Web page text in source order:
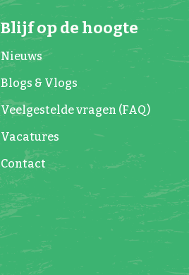
Blijf op de hoogte
Nieuws
Blogs & Vlogs
Veelgestelde vragen (FAQ)
Vacatures
Contact